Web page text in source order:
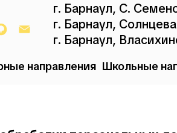
г. Барнаул, С.
г. Барнаул,
г. Барнаул,
направления Школьные